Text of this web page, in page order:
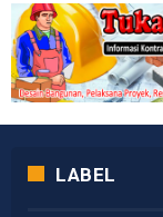
LABEL